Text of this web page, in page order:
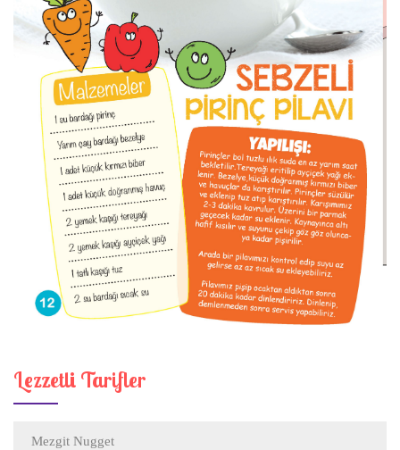
Lezzetli Tarifler
Mezgit Nugget